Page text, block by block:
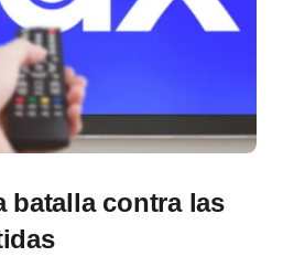
batalla contra las